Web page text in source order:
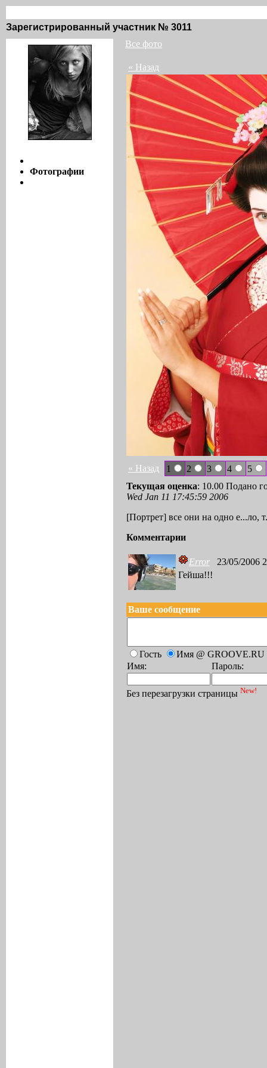
Зарегистрированный участник № 3011
Фотографии
Все фото
« Назад
« Назад 1 2 3 4
5
Текущая оценка: 10.00 Подано
Wed Jan 11 17:45:59 2006
[Портрет] все они на одно е...ло,
Комментарии
Error 23/05/2006
Гейша!!!
Ваше сообщение
Гость
Имя @ GROOVE.RU
Имя:
Пароль:
Без перезагрузки страницы New!